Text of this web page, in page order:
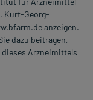
Kurt-Georg-
anzeigen.
dazu beitragen,
Arzneimittels